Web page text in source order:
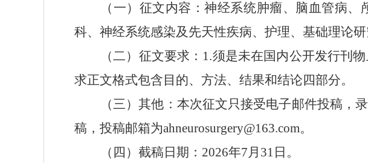
（一）征文内容 ：神经系统肿瘤、脑血管病、
科、神经系统感染及先天性疾病、护理、基础理论研
（二）征文要求 ： 1.须是未在国内公开发行刊物
求正文格式包含目的、方法、结果和结论四部分。
（三）其他 ： 本次征文只接受电子邮件投稿，
稿，投稿邮箱为ahneurosurgery@163.com。
（四）截稿日期 ： 2026年7月 31 日。